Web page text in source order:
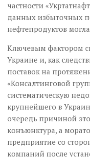
частности
данных избыточных
нефтепродуктов
Ключевым фактором
Украине и, как
поставок на
«Консалтинговой
систематическую
крупнейшего в
очередь причиной
конъюнктура, а
предприятие со
компаний после